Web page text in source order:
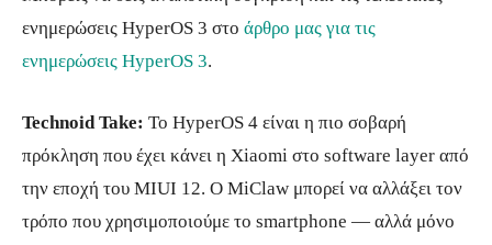
ενημερώσεις HyperOS 3 στο άρθρο μας για τις
ενημερώσεις HyperOS 3.
Technoid Take: Το HyperOS 4 είναι η πιο σοβαρή
πρόκληση που έχει κάνει η Xiaomi στο software layer από
την εποχή του MIUI 12. Ο MiClaw μπορεί να αλλάξει τον
τρόπο που χρησιμοποιούμε το smartphone — αλλά μόνο